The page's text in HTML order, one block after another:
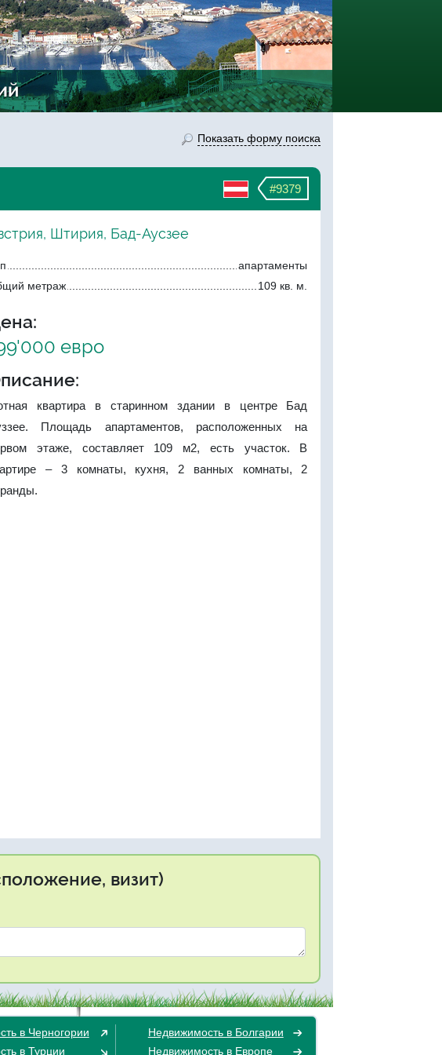
Показать форму поиска
#9379
Штирия, Бад-Аусзее
апартаменты
метраж
109 кв. м.
евро
квартира в старинном здании в центре Бад
Площадь апартаментов, расположенных на
этаже, составляет 109 м2, есть участок. В
– 3 комнаты, кухня, 2 ванных комнаты, 2
визит)
в Черногории
в Турции
Недвижимость в Болгарии
Недвижимость в Европе